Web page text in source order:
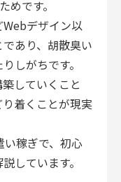
めです。
デザイン以
あり、胡散臭い
しがちです。
していくこと
着くことが現実
い稼ぎで、初心
しています。